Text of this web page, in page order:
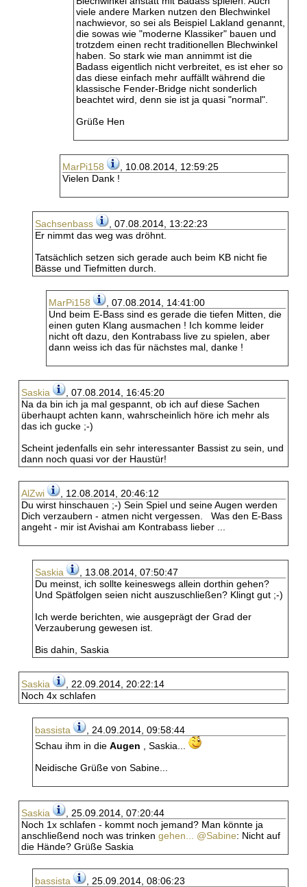
viele andere Marken nutzen den Blechwinkel
nachwievor, so sei als Beispiel Lakland genannt,
die sowas wie "moderne Klassiker" bauen und
trotzdem einen recht traditionellen Blechwinkel
haben. So stark wie man annimmt ist die
Badass eigentlich nicht verbreitet, es ist eher so
das diese einfach mehr auffällt während die
klassische Fender-Bridge nicht sonderlich
beachtet wird, denn sie ist ja quasi "normal".
Grüße Hen
MarPi158
, 10.08.2014, 12:59:25
Vielen Dank !
Sachsenbass
, 07.08.2014, 13:22:23
Er nimmt das weg was dröhnt.
Tatsächlich setzen sich gerade auch beim KB nicht fie
Bässe und Tiefmitten durch.
MarPi158
, 07.08.2014, 14:41:00
Und beim E-Bass sind es gerade die tiefen Mitten, die
einen guten Klang ausmachen ! Ich komme leider
nicht oft dazu, den Kontrabass live zu spielen, aber
dann weiss ich das für nächstes mal, danke !
Saskia
, 07.08.2014, 16:45:20
Na da bin ich ja mal gespannt, ob ich auf diese Sachen
überhaupt achten kann, wahrscheinlich höre ich mehr als
das ich gucke ;-)
Scheint jedenfalls ein sehr interessanter Bassist zu sein, und
dann noch quasi vor der Haustür!
AlZwi
, 12.08.2014, 20:46:12
Du wirst hinschauen ;-) Sein Spiel und seine Augen werden
Dich verzaubern - atmen nicht vergessen. Was den E-Bass
angeht - mir ist Avishai am Kontrabass lieber ...
Saskia
, 13.08.2014, 07:50:47
Du meinst, ich sollte keineswegs allein dorthin gehen?
Und Spätfolgen seien nicht auszuschließen? Klingt gut ;-)
Ich werde berichten, wie ausgeprägt der Grad der
Verzauberung gewesen ist.
Bis dahin, Saskia
Saskia
, 22.09.2014, 20:22:14
Noch 4x schlafen
bassista
, 24.09.2014, 09:58:44
Schau ihm in die Augen , Saskia...
Neidische Grüße von Sabine...
Saskia
, 25.09.2014, 07:20:44
Noch 1x schlafen - kommt noch jemand? Man könnte ja
anschließend noch was trinken gehen... @Sabine: Nicht auf
die Hände? Grüße Saskia
bassista
, 25.09.2014, 08:06:23